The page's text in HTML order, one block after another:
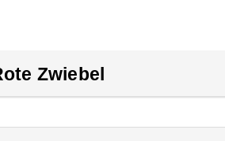
Zwiebel